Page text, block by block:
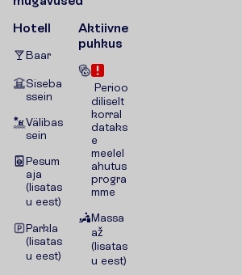
Hotell
Baar
Siseba
ssein
Välibas
sein
Pesum
aja
(lisatas
u eest)
Parkla
(lisatas
u eest)
Aktiivne
puhkus
Perioo
diliselt
korral
dataks
e
meelel
ahutus
progra
mme
Massa
až
(lisatas
u eest)